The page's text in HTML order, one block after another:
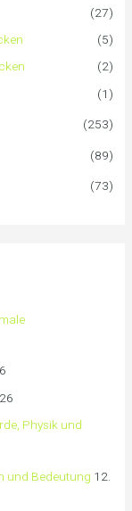
(27)
(5)
(2)
(1)
(253)
(89)
(73)
Physik und
und Bedeutung 12.